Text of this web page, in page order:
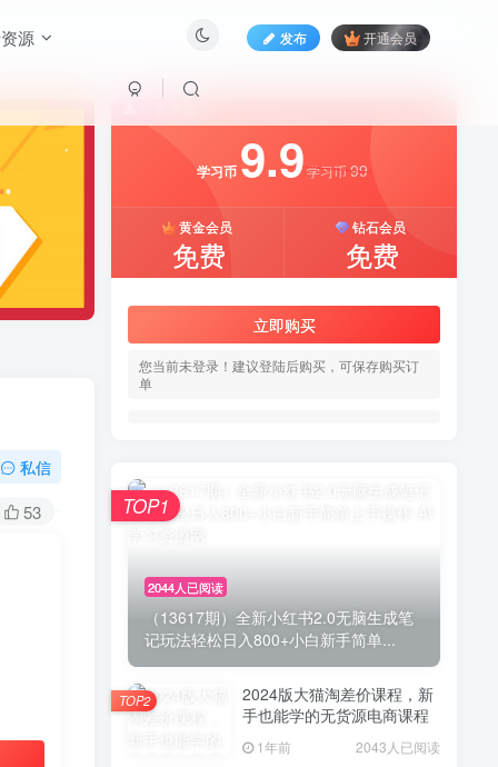
源 发布 开通会员
私信
53
学习币 9.9学习币99
黄金会员
免费
钻石会员
免费
立即购买
您当前未登录！建议登陆后购买，可保存购买订
单
2044人已阅读
（13617期）全新小红书2.0无脑生成笔
记玩法轻松日入800+小白新手简单...
TOP1
2024版大猫淘差价课程，新
手也能学的无货源电商课程
1年前 2043人已阅读
TOP2